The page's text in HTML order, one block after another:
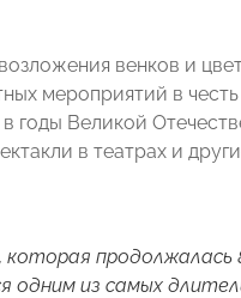
венков и
мероприятий в
годы Великой
в театрах и
одним из самых